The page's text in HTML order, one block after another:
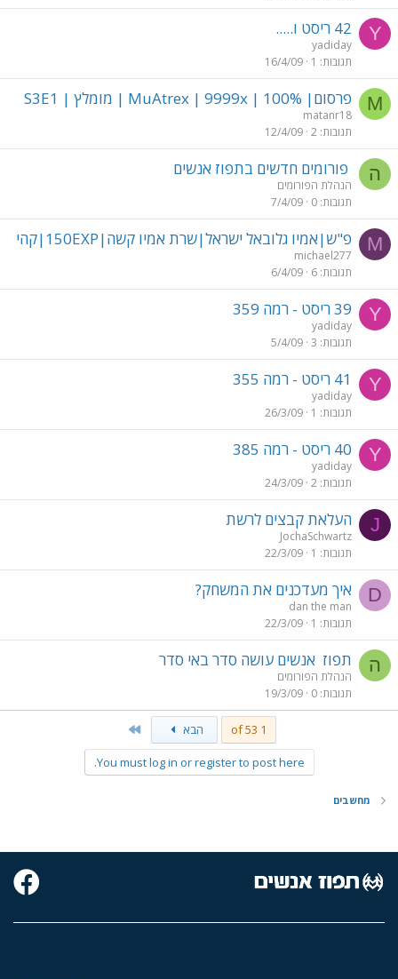
Y 42 ריסט ו.....
yadiday
תגובות 1
16/4/09
M פרסום| MuAtrex | 9999x | 100% | מומלץ | S3E1
matanr18
תגובות 2
12/4/09
ה פורומים חדשים בתפוז אנשים
הנהלת הפורומים
תגובות 0
7/4/09
M פ"ש|אמיו גלובאל ישראל|שרת אמיו קשה|150EXP|קהי
michael277
תגובות 6
6/4/09
Y 39 ריסט - רמה 359
yadiday
תגובות 3
5/4/09
Y 41 ריסט - רמה 355
yadiday
תגובות 1
26/3/09
Y 40 ריסט - רמה 385
yadiday
תגובות 2
24/3/09
J העלאת קבצים לרשת
JochaSchwartz
תגובות 1
22/3/09
D איך מעדכנים את המשחק?
dan the man
תגובות 1
22/3/09
ה תפוז אנשים עושה סדר באי סדר
הנהלת הפורומים
תגובות 0
19/3/09
1 of 53 הבא
You must log in or register to post here.
מחשבים